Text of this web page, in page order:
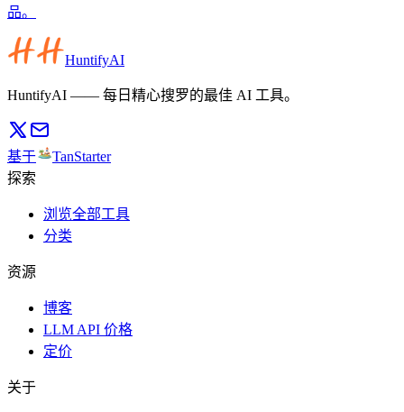
品。
HuntifyAI
HuntifyAI —— 每日精心搜罗的最佳 AI 工具。
基于
TanStarter
探索
浏览全部工具
分类
资源
博客
LLM API 价格
定价
关于